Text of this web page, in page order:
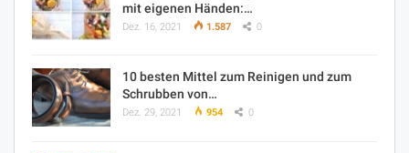
mit eigenen Händen:…
Dez. 16, 2021 1.587 0
10 besten Mittel zum Reinigen und zum
Schrubben von…
Dez. 29, 2021 954 0